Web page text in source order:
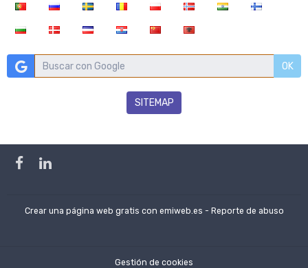
OK
SITEMAP
Crear una página web gratis con emiweb.es - Reporte de abuso
Gestión de cookies